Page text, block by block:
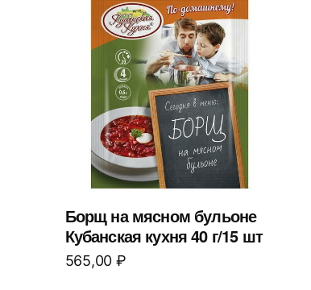
Борщ на мясном бульоне
Кубанская кухня 40 г/15 шт
565,00 ₽